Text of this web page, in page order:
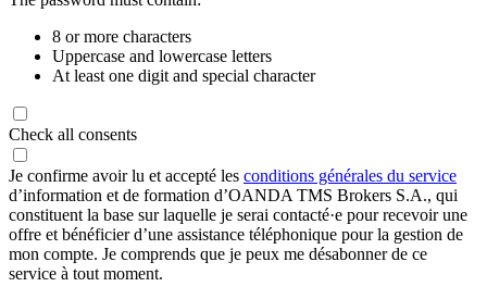
8 or more characters
Uppercase and lowercase letters
At least one digit and special character
Check all consents
Je confirme avoir lu et accepté les conditions générales du service
d’information et de formation d’OANDA TMS Brokers S.A., qui
constituent la base sur laquelle je serai contacté·e pour recevoir une
offre et bénéficier d’une assistance téléphonique pour la gestion de
mon compte. Je comprends que je peux me désabonner de ce
service à tout moment.